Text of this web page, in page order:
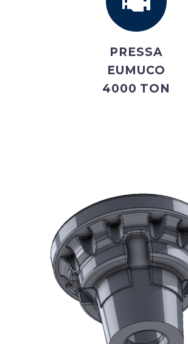
PRESSA
EUMUCO
4000 TON